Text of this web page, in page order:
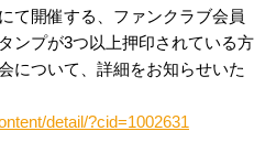
て開催する、ファンクラブ会員
ンプが3つ以上押印されている方
について、詳細をお知らせいた
detail/?cid=1002631